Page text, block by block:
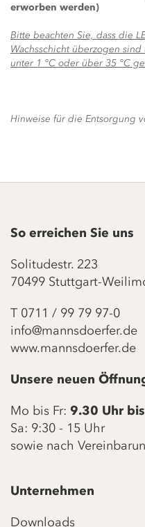
erworben werden)
Bitte beachten Sie, dass die
Wachsschicht überzogen
unter 1 °C oder über 35 °C
Hinweise für die Entsorgung
So erreichen Sie uns
Solitudestr. 223
70499 Stuttgart-
T 0711 / 99 79 97-0
info@mannsdoerfer.de
www.mannsdoerfer.de
Unsere neuen
Mo bis Fr: 9.30 Uhr
Sa: 9:30 - 15 Uhr
sowie nach
Unternehmen
Downloads